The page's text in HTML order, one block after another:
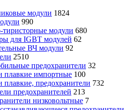
модули 1824
990
модули 680
для IGBT модулей 62
ВЧ модули 92
2510
предохранители 32
плавкие импортные 100
плавкие, предохранители 732
предохранителей 213
низковольтные 7